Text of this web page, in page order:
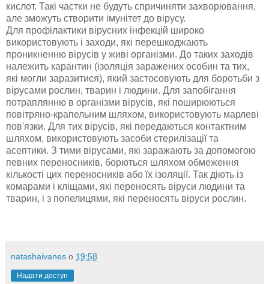
кислот. Такі частки не будуть спричиняти захворювання,
але зможуть створити імунітет до вірусу.
Для профілактики вірусних інфекцій широко
використовують і заходи, які перешкоджають
проникненню вірусів у живі організми. До таких заходів
належить карантин (ізоляція заражених особин та тих,
які могли заразитися), який застосовують для боротьби з
вірусами рослин, тварин і людини. Для запобігання
потраплянню в організми вірусів, які поширюються
повітряно-крапельним шляхом, використовують марлеві
пов'язки. Для тих вірусів, які передаються контактним
шляхом, використовують засоби стерилізації та
асептики. З тими вірусами, які заражають за допомогою
певних переносників, борються шляхом обмеження
кількості цих переносників або їх ізоляції. Так діють із
комарами і кліщами, які переносять віруси людини та
тварин, і з попелицями, які переносять віруси рослин.
natashaivanes о 19:58
Надати доступ